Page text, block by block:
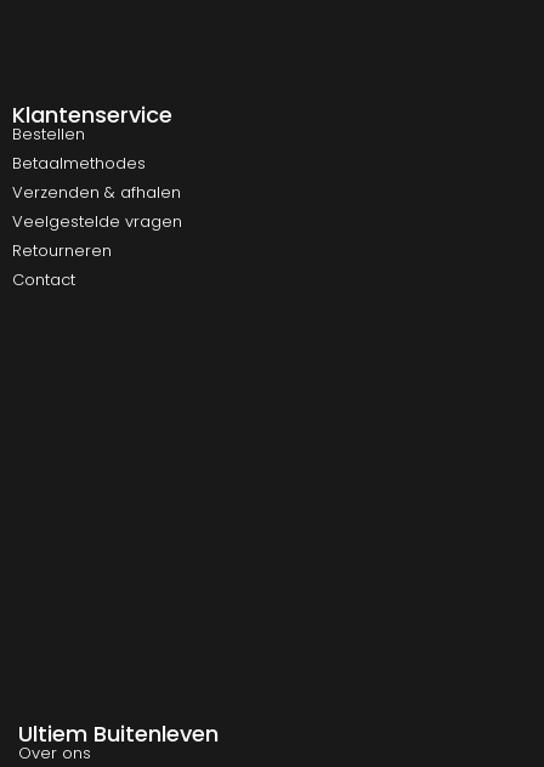
Klantenservice
Bestellen
Betaalmethodes
Verzenden & afhalen
Veelgestelde vragen
Retourneren
Contact
Ultiem Buitenleven
Over ons